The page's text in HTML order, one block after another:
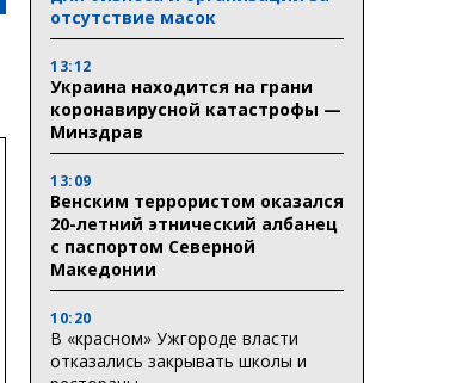
отсутствие масок
13:12
Украина находится на грани
коронавирусной катастрофы —
Минздрав
13:09
Венским террористом оказался
20-летний этнический албанец
с паспортом Северной
Македонии
10:20
В «красном» Ужгороде власти
отказались закрывать школы и